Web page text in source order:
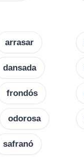
arrasar
dansada
frondós
odorosa
safranó